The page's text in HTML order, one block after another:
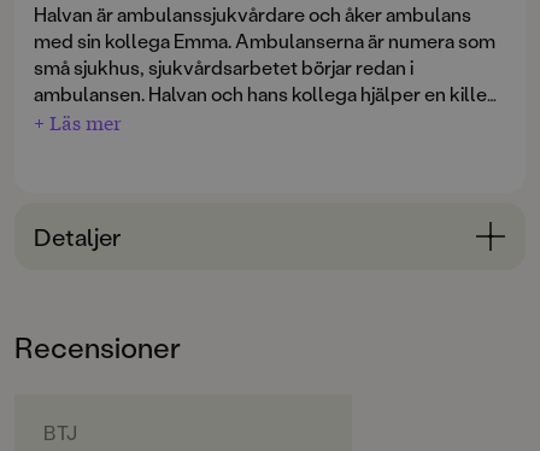
Halvan är ambulanssjukvårdare och åker ambulans
med sin kollega Emma. Ambulanserna är numera som
små sjukhus, sjukvårdsarbetet börjar redan i
ambulansen. Halvan och hans kollega hjälper en kille
som cyklat och skadat sig, och många andra som de
arbetsdag i ambulansen.
+ Läs mer
Detaljer
3-6
Svenska
Recensioner
BTJ